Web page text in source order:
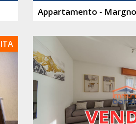
Appartamento - Margno